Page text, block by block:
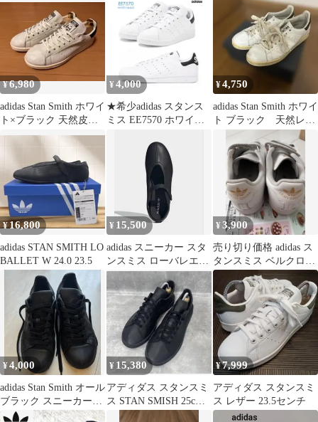
26cm
¥6,980
adidas Stan Smith ホワイ
ト×ブラック 天然皮革
27.0㎝
¥ 4,000
★希少adidas スタンス
ミス EE7570 ホワイト×
¥4,750
adidas Stan Smith ホワイ
ト ブラック 天然レザ
¥16,800
adidas STAN SMITH LO
BALLET W 24.0 23.5
¥ 15,500
adidas スニーカー スタ
ンスミス ローバレエ
26cm
¥3,900
売り切り価格 adidas ス
タンスミス ベルクロ
23.5cm
¥4,000
adidas Stan Smith オール
ブラック スニーカー
24cm
¥ 15,380
アディダス スタンスミ
ス STAN SMISH 25cm
デコン DECON
¥7,999
アディダス スタンスミ
ス レザー 23.5センチ